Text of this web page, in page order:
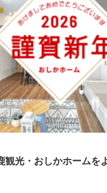
観光・おしかホームを